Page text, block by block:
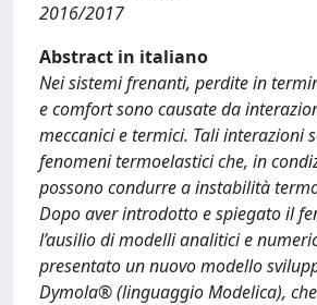
2016/2017
Abstract in italiano
Nei sistemi frenanti, perdite in
e comfort sono causate da
meccanici e termici. Tali interazioni
fenomeni termoelastici che, in
possono condurre a instabilità
Dopo aver introdotto e spiegato il
l’ausilio di modelli analitici e
presentato un nuovo modello
Dymola® (linguaggio Modelica),